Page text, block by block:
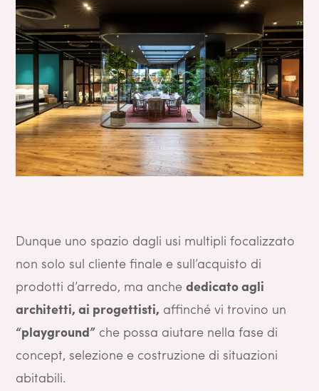
Dunque uno spazio dagli usi multipli focalizzato
non solo sul cliente finale e sull’acquisto di
prodotti d’arredo, ma anche dedicato agli
architetti, ai progettisti, affinché vi trovino un
“playground”che possa aiutare nella fase di
concept, selezione e costruzione di situazioni
abitabili.